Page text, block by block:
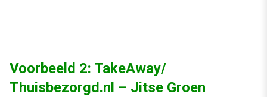
Voorbeeld 2: TakeAway/
Thuisbezorgd.nl – Jitse Groen